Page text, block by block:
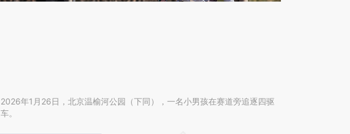
2026年1月26日，北京温榆河公园（下同），一名小男孩在赛道旁追逐四驱
车。